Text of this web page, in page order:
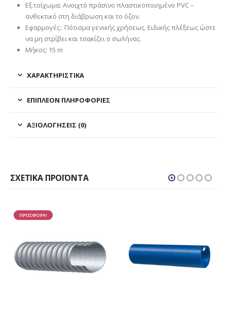
Εξ.τοίχωμα: Ανοιχτό πράσινο πλαστικοποιημένο PVC –
ανθεκτικό στη διάβρωση και το όζον.
Εφαρμογές.: Πότισμα γενικής χρήσεως. Ειδικής πλέξεως ώστε
να μη στρίβει και τσακίζει ο σωλήνας.
Μήκος: 15 m
ΧΑΡΑΚΤΗΡΙΣΤΙΚΑ
ΕΠΙΠΛΈΟΝ ΠΛΗΡΟΦΟΡΊΕΣ
ΑΞΙΟΛΟΓΉΣΕΙΣ (0)
ΣΧΕΤΙΚΆ ΠΡΟΪΌΝΤΑ
ΠΡΟΣΦΟΡΑ!